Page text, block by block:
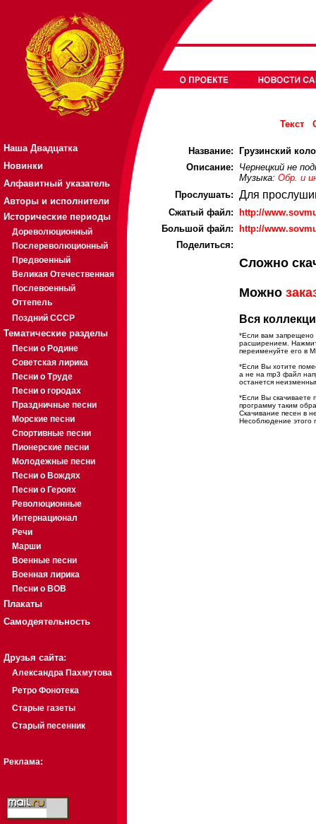
Наша Двадцатка
Новинки
Алфавитный указатель
Авторы и исполнители
Исторические периоды
Дореволюционный
Послереволюционный
Предвоенный
Великая Отечественная
Послевоенный
Оттепель
Поздний СССР
Тематические разделы
Песни о Родине
Советская лирика
Песни о Труде
Песни о городах
Праздничные песни
Морские песни
Спортивные песни
Пионерские песни
Молодежные песни
Песни о Вождях
Песни о Героях
Революционные
Интернационал
Речи
Марши
Военные песни
Военная лирика
Песни о ВОВ
Плакаты
Самодеятельность
Друзья сайта:
Александра Пахмутова
Ретро Фонотека
Старые газеты
Старый песенник
Реклама:
Текст
Название:
Грузинский
Описание:
Чернецкий не
Музыка: Обр. и
Прослушать: Для
Cжатый файл:
http://
Большой файл:
http://
Поделиться:
Сложно
Можно
Вся
*Если вам запрещено
расширением.
переименуйте его в
*Если Вы хотите
а не на mp3 файл
останется
*Если Вы скачиваете
программу таким
Скачивание песен в
Несоблюдение этого